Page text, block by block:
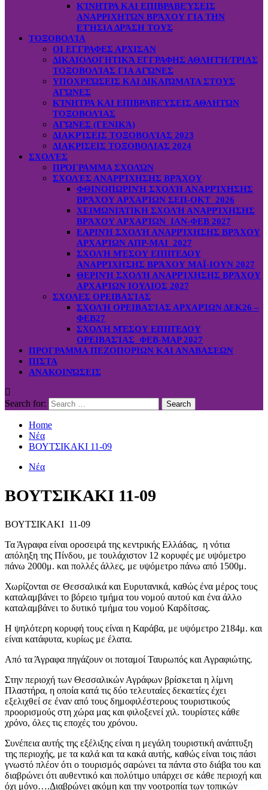
ΚΊΝΗΤΡΑ ΚΑΙ ΕΠΙΒΡΑΒΕΎΣΕΙΣ
ΑΝΑΡΡΙΧΗΤΏΝ ΒΡΆΧΟΥ ΓΙΑ ΤΗΝ
ΕΤΉΣΙΑ ΔΡΆΣΗ ΤΟΥΣ
ΤΟΞΟΒΟΛΊΑ
ΟΙ ΕΓΓΡΑΦΕΣ ΑΡΧΙΣΑΝ
ΔΙΚΑΙΟΛΟΓΗΤΙΚΆ ΕΓΓΡΑΦΗΣ ΑΘΛΗΤΉ/ΤΡΙΑΣ
ΤΟΞΟΒΟΛΊΑΣ ΓΙΑ ΑΓΏΝΕΣ
ΥΠΟΧΡΕΏΣΕΙΣ ΚΑΙ ΔΙΚΑΙΏΜΑΤΑ ΣΤΟΥΣ
ΑΓΏΝΕΣ
ΚΊΝΗΤΡΑ ΚΑΙ ΕΠΙΒΡΑΒΕΎΣΕΙΣ ΑΘΛΗΤΏΝ
ΤΟΞΟΒΟΛΊΑΣ
ΑΓΏΝΕΣ (ΓΕΝΙΚΆ)
ΔΙΑΚΡΊΣΕΙΣ ΤΟΞΟΒΟΛΊΑΣ 2023
ΔΙΑΚΡΙΣΕΙΣ ΤΟΞΟΒΟΛΙΑΣ 2024
ΣΧΟΛΈΣ
ΠΡΌΓΡΑΜΜΑ ΣΧΟΛΏΝ
ΣΧΟΛΈΣ ΑΝΑΡΡΊΧΗΣΗΣ ΒΡΆΧΟΥ
ΦΘΙΝΟΠΩΡΙΝΉ ΣΧΟΛΉ ΑΝΑΡΡΊΧΗΣΗΣ
ΒΡΆΧΟΥ ΑΡΧΑΡΊΩΝ ΣΕΠ-ΟΚΤ 2026
ΧΕΙΜΩΝΙΆΤΙΚΗ ΣΧΟΛΉ ΑΝΑΡΡΊΧΗΣΗΣ
ΒΡΆΧΟΥ ΑΡΧΑΡΊΩΝ ΙΑΝ-ΦΕΒ 2027
ΕΑΡΙΝΉ ΣΧΟΛΉ ΑΝΑΡΡΊΧΗΣΗΣ ΒΡΆΧΟΥ
ΑΡΧΑΡΊΩΝ ΑΠΡ-ΜΑΙ 2027
ΣΧΟΛΉ ΜΈΣΟΥ ΕΠΙΠΈΔΟΥ
ΑΝΑΡΡΊΧΗΣΗΣ ΒΡΆΧΟΥ ΜΑΪ-ΙΟΥΝ 2027
ΘΕΡΙΝΉ ΣΧΟΛΉ ΑΝΑΡΡΊΧΗΣΗΣ ΒΡΆΧΟΥ
ΑΡΧΑΡΊΩΝ ΙΟΥΛΙΟΣ 2027
ΣΧΟΛΕΣ ΟΡΕΙΒΑΣΊΑΣ
ΣΧΟΛΉ ΟΡΕΙΒΑΣΊΑΣ ΑΡΧΑΡΊΩΝ ΔΕΚ26 –
ΦΕΒ27
ΣΧΟΛΉ ΜΈΣΟΥ ΕΠΙΠΈΔΟΥ
ΟΡΕΙΒΑΣΊΑΣ ΦΕΒ-ΜΑΡ 2027
ΠΡΟΓΡΑΜΜΑ ΠΕΖΟΠΟΡΙΩΝ ΚΑΙ ΑΝΑΒΑΣΕΩΝ
ΠΙΣΤΑ
ΑΝΑΚΟΙΝΏΣΕΙΣ
Search for:
Home
Νέα
ΒΟΥΤΣΙΚΑΚΙ 11-09
Νέα
ΒΟΥΤΣΙΚΑΚΙ 11-09
ΒΟΥΤΣΙΚΑΚΙ 11-09
Τα Άγραφα είναι οροσειρά της κεντρικής Ελλάδας, η νότια
απόληξη της Πίνδου, με τουλάχιστον 12 κορυφές με υψόμετρο
πάνω 2000μ. και πολλές άλλες, με υψόμετρο πάνω από 1500μ.
Χωρίζονται σε Θεσσαλικά και Ευρυτανικά, καθώς ένα μέρος τους
καταλαμβάνει το βόρειο τμήμα του νομού αυτού και ένα άλλο
καταλαμβάνει το δυτικό τμήμα του νομού Καρδίτσας.
Η ψηλότερη κορυφή τους είναι η Καράβα, με υψόμετρο 2184μ. και
είναι κατάφυτα, κυρίως με έλατα.
Από τα Άγραφα πηγάζουν οι ποταμοί Ταυρωπός και Αγραφιώτης.
Στην περιοχή των Θεσσαλικών Αγράφων βρίσκεται η λίμνη
Πλαστήρα, η οποία κατά τις δύο τελευταίες δεκαετίες έχει
εξελιχθεί σε έναν από τους δημοφιλέστερους τουριστικούς
προορισμούς στη χώρα μας και φιλοξενεί χιλ. τουρίστες κάθε
χρόνο, όλες τις εποχές του χρόνου.
Συνέπεια αυτής της εξέλιξης είναι η μεγάλη τουριστική ανάπτυξη
της περιοχής, με τα καλά και τα κακά αυτής, καθώς είναι τοις πάσι
γνωστό πλέον ότι ο τουρισμός σαρώνει τα πάντα στο διάβα του και
διαβρώνει ότι αυθεντικό και πολύτιμο υπάρχει σε κάθε περιοχή και
όχι μόνο….Διαβρώνει ακόμη και την νοοτροπία των τοπικών